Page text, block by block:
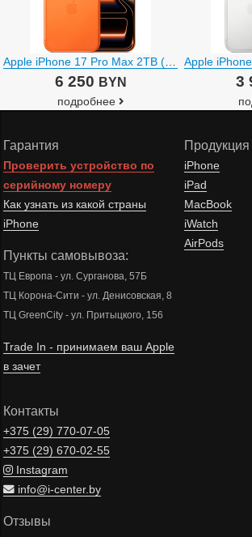
6 250 BYN
подробнее
3
Гарантия
Проверить устройство по
серийному номеру
Как узнать из какой страны
iPhone
Пункты самовывоза:
ТЦ Европа - ул. Сурганова, 57Б
ТЦ Корона-Сити - ул. Денисовская, 8
ТЦ GreenCity - ул. Притыцкого, 156
Trade In - принимаем ваш Apple
в зачет
iPhone
iPad
MacBook
iWatch
AirPods
Контакты
+375 (29)770-07-05
+375 (29)670-02-55
Instagram
info@i-center.by
Отзывы